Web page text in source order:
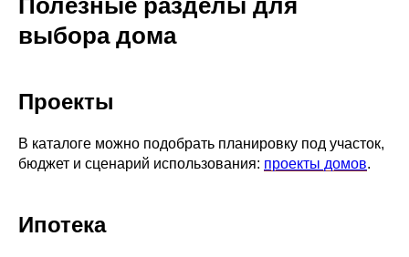
выбора дома
Проекты
В каталоге можно подобрать планировку под участок,
бюджет и сценарий использования: проекты домов.
Ипотека